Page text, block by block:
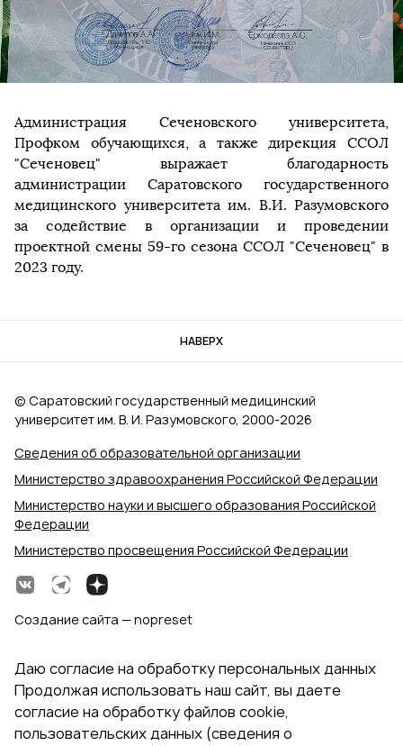
Администрация Сеченовского университета,
Профком обучающихся, а также дирекция ССОЛ
"Сеченовец" выражает благодарность
администрации Саратовского государственного
медицинского университета им. В.И. Разумовского
за содействие в организации и проведении
проектной смены 59-го сезона ССОЛ "Сеченовец" в
2023 году.
НАВЕРХ
Сведения об образовательной организации
Министерство здравоохранения Российской Федерации
Министерство науки и высшего образования Российской
Федерации
Министерство просвещения Российской Федерации
© Саратовский государственный медицинский
университет им. В. И. Разумовского, 2000‑2026
Создание сайта — nopreset
Даю согласие на обработку персональных данных
Продолжая использовать наш сайт, вы даете
согласие на обработку файлов cookie,
пользовательских данных (сведения о